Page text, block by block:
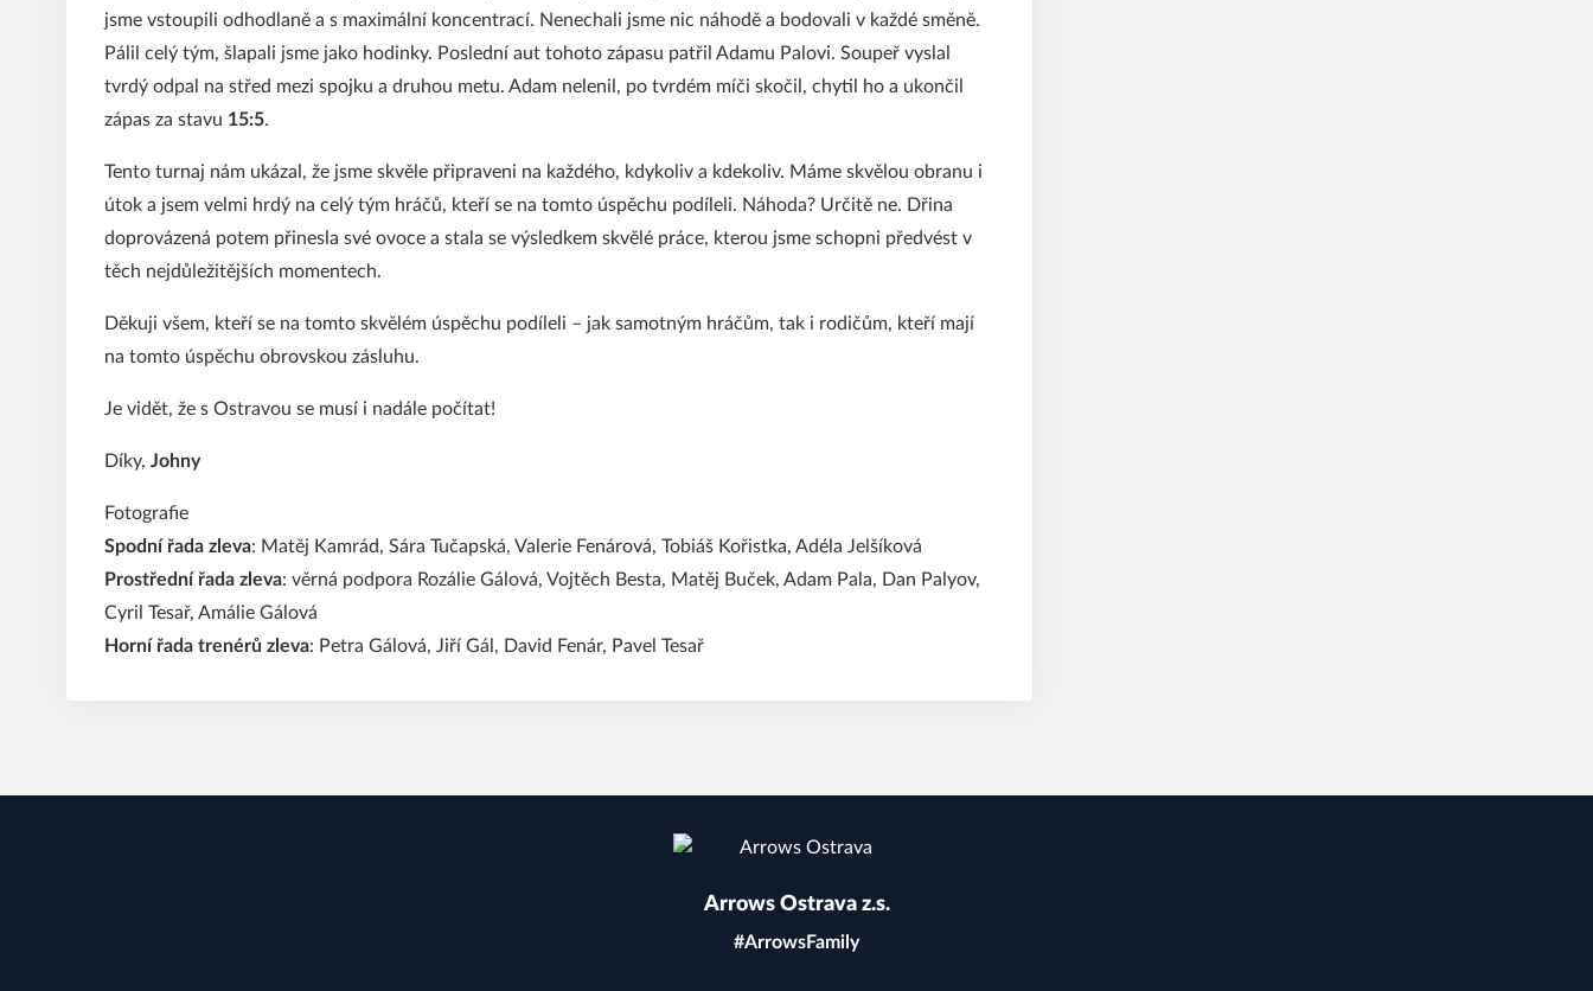
jsme vstoupili odhodlaně a s maximální koncentrací. Nenechali jsme nic náhodě a bodovali v každé směně.
Pálil celý tým, šlapali jsme jako hodinky. Poslední aut tohoto zápasu patřil Adamu Palovi. Soupeř vyslal
tvrdý odpal na střed mezi spojku a druhou metu. Adam nelenil, po tvrdém míči skočil, chytil ho a ukončil
zápas za stavu 15:5.
Tento turnaj nám ukázal, že jsme skvěle připraveni na každého, kdykoliv a kdekoliv. Máme skvělou obranu i
útok a jsem velmi hrdý na celý tým hráčů, kteří se na tomto úspěchu podíleli. Náhoda? Určitě ne. Dřina
doprovázená potem přinesla své ovoce a stala se výsledkem skvělé práce, kterou jsme schopni předvést v
těch nejdůležitějších momentech.
Děkuji všem, kteří se na tomto skvělém úspěchu podíleli – jak samotným hráčům, tak i rodičům, kteří mají
na tomto úspěchu obrovskou zásluhu.
Je vidět, že s Ostravou se musí i nadále počítat!
Díky, Johny
Fotografie
Spodní řada zleva: Matěj Kamrád, Sára Tučapská, Valerie Fenárová, Tobiáš Kořistka, Adéla Jelšíková
Prostřední řada zleva: věrná podpora Rozálie Gálová, Vojtěch Besta, Matěj Buček, Adam Pala, Dan Palyov,
Cyril Tesař, Amálie Gálová
Horní řada trenérů zleva: Petra Gálová, Jiří Gál, David Fenár, Pavel Tesař
Arrows Ostrava z.s.
#ArrowsFamily